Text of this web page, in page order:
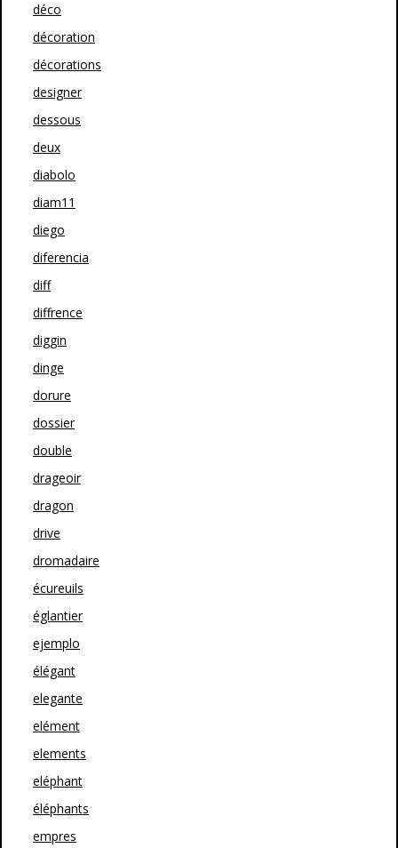
déco
décoration
décorations
designer
dessous
deux
diabolo
diam11
diego
diferencia
diff
diffrence
diggin
dinge
dorure
dossier
double
drageoir
dragon
drive
dromadaire
écureuils
églantier
ejemplo
élégant
elegante
elément
elements
eléphant
éléphants
empres